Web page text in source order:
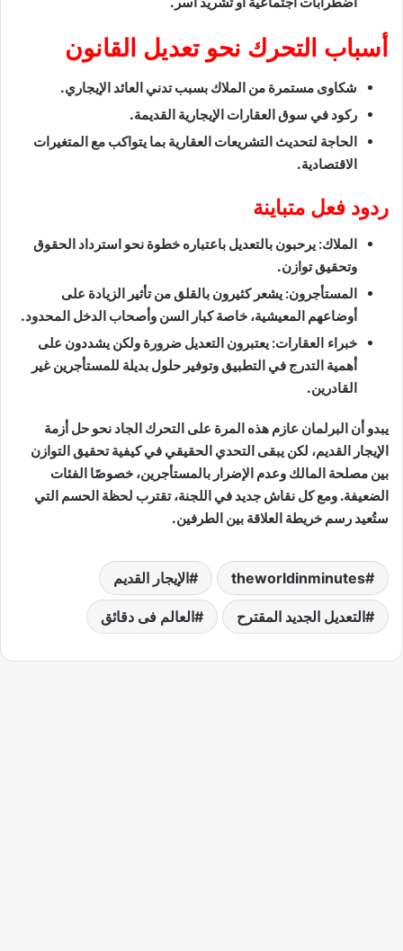
أسباب التحرك نحو تعديل القانون
شكاوى مستمرة من الملاك بسبب تدني العائد الإيجاري.
ركود في سوق العقارات الإيجارية القديمة.
الحاجة لتحديث التشريعات العقارية بما يتواكب مع المتغيرات
الاقتصادية.
ردود فعل متباينة
الملاك: يرحبون بالتعديل باعتباره خطوة نحو استرداد الحقوق
وتحقيق توازن.
المستأجرون: يشعر كثيرون بالقلق من تأثير الزيادة على
أوضاعهم المعيشية، خاصة كبار السن وأصحاب الدخل المحدود.
خبراء العقارات: يعتبرون التعديل ضرورة ولكن يشددون على
أهمية التدرج في التطبيق وتوفير حلول بديلة للمستأجرين غير
القادرين.
يبدو أن البرلمان عازم هذه المرة على التحرك الجاد نحو حل أزمة
الإيجار القديم، لكن يبقى التحدي الحقيقي في كيفية تحقيق التوازن
بين مصلحة المالك وعدم الإضرار بالمستأجرين، خصوصًا الفئات
الضعيفة. ومع كل نقاش جديد في اللجنة، تقترب لحظة الحسم التي
ستُعيد رسم خريطة العلاقة بين الطرفين.
theworldinminutes الإيجار القديم
التعديل الجديد المقترح العالم فى دقائق